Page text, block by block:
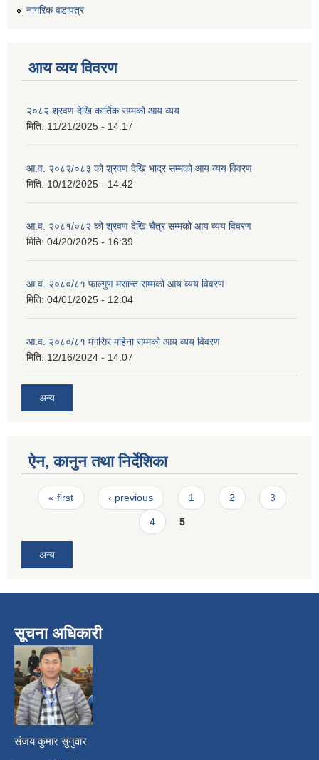
नागरिक वडापत्र
आय व्यय विवरण
२०८२ श्रवण देखि कार्तिक सम्मको आय व्यय
मिति: 11/21/2025 - 14:17
आ.व. २०८२/०८३ को श्रवण देखि भाद्र सम्मको आय व्यय विवरण
मिति: 10/12/2025 - 14:42
आ.व. २०८१/०८२ को श्रवण देखि चैत्र सम्मको आय व्यय विवरण
मिति: 04/20/2025 - 16:39
आ.व. २०८०/८१ फाल्गुण मसान्त सम्मको आय व्यय विवरण
मिति: 04/01/2025 - 12:04
आ.व. २०८०/८१ मंगसिर महिना सम्मको आय व्यय विवरण
मिति: 12/16/2024 - 14:07
अन्य
ऐन, कानुन तथा निर्देशिका
Pages
« first ‹ previous 1 2 3
4 5
अन्य
सूचना अधिकारी
संजय कुमार सुनुवार